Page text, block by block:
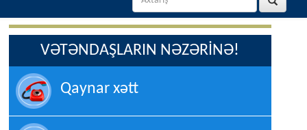
VƏTƏNDAŞLARIN NƏZƏRİNƏ!
Qaynar xətt